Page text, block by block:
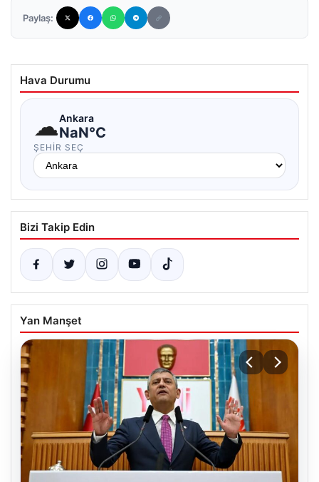
Paylaş:
Hava Durumu
☁Ankara
NaN°C
ŞEHIR SEÇ
Bizi Takip Edin
Yan Manşet